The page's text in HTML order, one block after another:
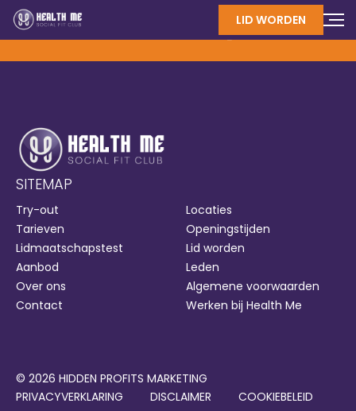
LID WORDEN
GIVE US A FOLLOW
SITEMAP
Try-out
Tarieven
Lidmaatschapstest
Aanbod
Over ons
Contact
Locaties
Openingstijden
Lid worden
Leden
Algemene voorwaarden
Werken bij Health Me
© 2026 HIDDEN PROFITS MARKETING
PRIVACYVERKLARING
DISCLAIMER COOKIEBELEID